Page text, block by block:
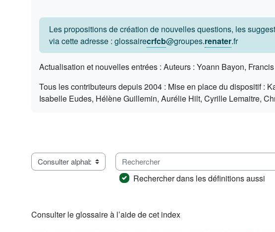
Les propositions de création de nouvelles questions, les
via cette adresse : glossairecrfcb@groupes.renater.fr
Actualisation et nouvelles entrées : Auteurs : Yoann Bayon,
Tous les contributeurs depuis 2004 : Mise en place du dispositif :
Isabelle Eudes, Hélène Guillemin, Aurélie Hilt, Cyrille Lemaitre,
Consulter le glossaire à l’aide de cet index
Rechercher
Rechercher dans les définitions aussi
Consulter le glossaire à l’aide de cet index